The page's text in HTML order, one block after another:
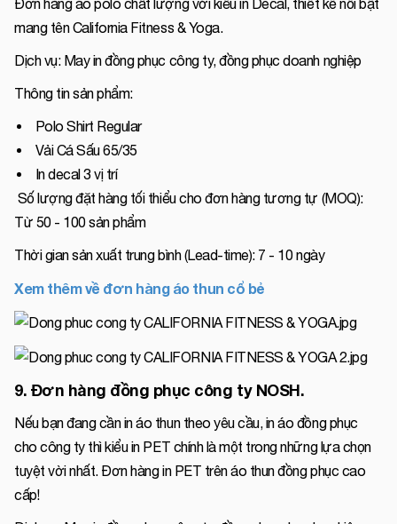
Đơn hàng áo polo chất lượng với kiểu in Decal, thiết kế nổi bật
mang tên California Fitness & Yoga.
Dịch vụ: May in đồng phục công ty, đồng phục doanh nghiệp
Thông tin sản phẩm:
Polo Shirt Regular
Vải Cá Sấu 65/35
In decal 3 vị trí
Số lượng đặt hàng tối thiểu cho đơn hàng tương tự (MOQ):
Từ 50 - 100 sản phẩm
Thời gian sản xuất trung bình (Lead-time): 7 - 10 ngày
Xem thêm về đơn hàng áo thun cổ bẻ
9. Đơn hàng đồng phục công ty NOSH.
Nếu bạn đang cần in áo thun theo yêu cầu, in áo đồng phục
cho công ty thì kiểu in PET chính là một trong những lựa chọn
tuyệt vời nhất. Đơn hàng in PET trên áo thun đồng phục cao
cấp!